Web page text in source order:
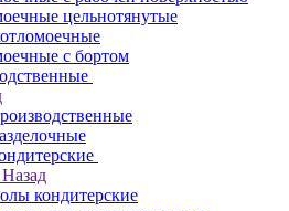
цельнотянутые
с бортом
Назад
кондитерские